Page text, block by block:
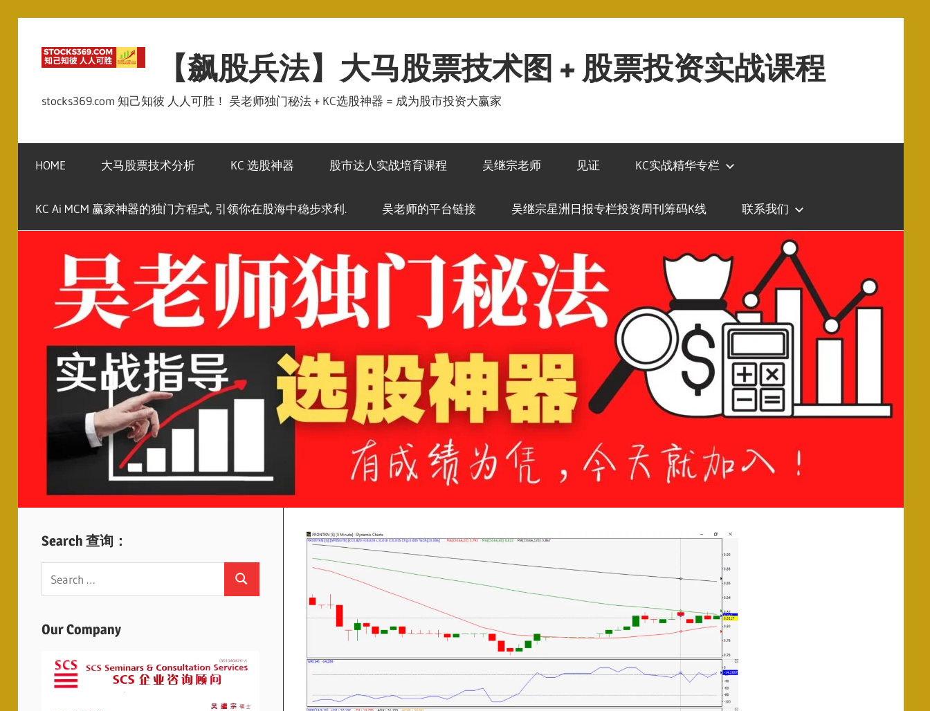
content
【飙股兵法】大马股票技术图 + 股票投资实战课程
stocks369.com 知己知彼 人人可胜！ 吴老师独门秘法 + KC选股神器 = 成为股市投资大赢家
HOME 大马股票技术分析 KC 选股神器 股市达人实战培育课程 吴继宗老师 见证 KC实战精华专栏
KC Ai MCM 赢家神器的独门方程式, 引领你在股海中稳步求利. 吴老师的平台链接 吴继宗星洲日报专栏投资周刊筹码K线 联系我们
Search 查询：
Search
Our Company